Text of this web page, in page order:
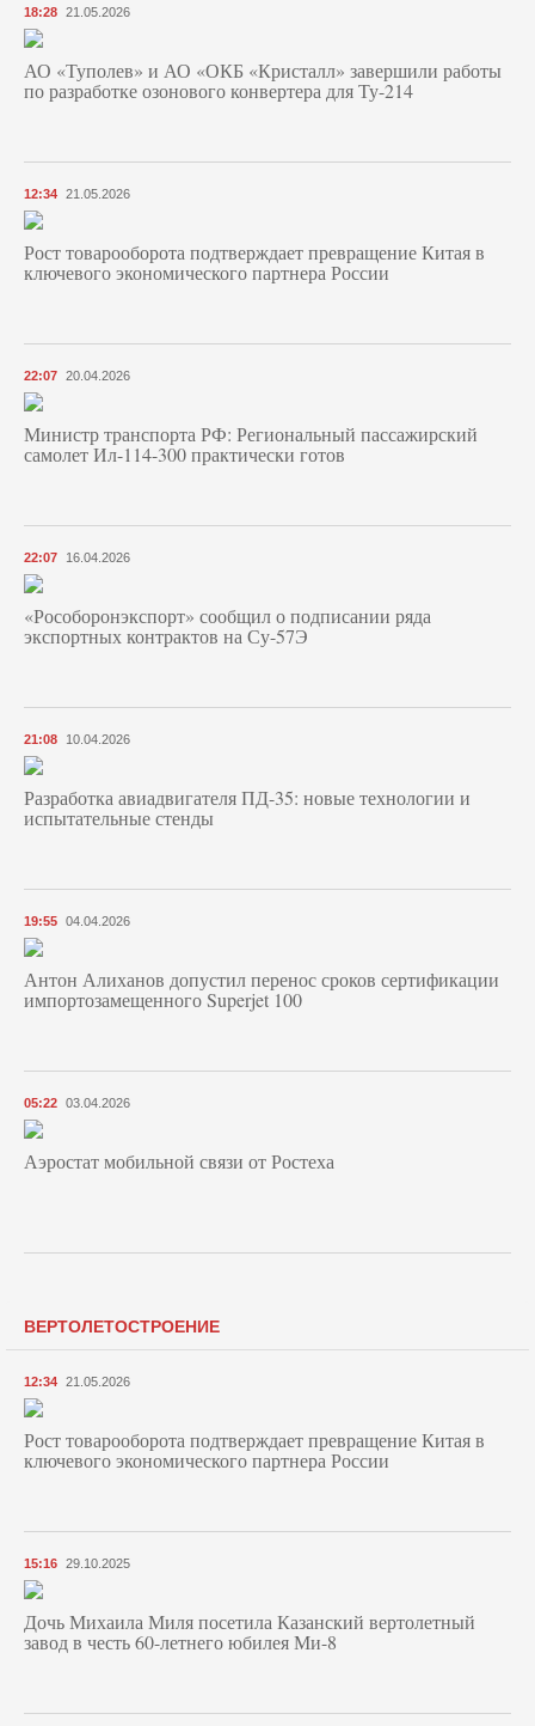
18:28 21.05.2026
АО «Туполев» и АО «ОКБ «Кристалл» завершили работы
по разработке озонового конвертера для Ту-214
12:34 21.05.2026
Рост товарооборота подтверждает превращение Китая в
ключевого экономического партнера России
22:07 20.04.2026
Министр транспорта РФ: Региональный пассажирский
самолет Ил-114-300 практически готов
22:07 16.04.2026
«Рособоронэкспорт» сообщил о подписании ряда
экспортных контрактов на Су-57Э
21:08 10.04.2026
Разработка авиадвигателя ПД-35: новые технологии и
испытательные стенды
19:55 04.04.2026
Антон Алиханов допустил перенос сроков сертификации
импортозамещенного Superjet 100
05:22 03.04.2026
Аэростат мобильной связи от Ростеха
ВЕРТОЛЕТОСТРОЕНИЕ
12:34 21.05.2026
Рост товарооборота подтверждает превращение Китая в
ключевого экономического партнера России
15:16 29.10.2025
Дочь Михаила Миля посетила Казанский вертолетный
завод в честь 60-летнего юбилея Ми-8